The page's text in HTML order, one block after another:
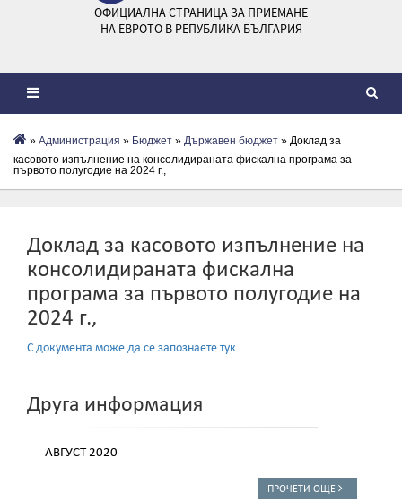
ОФИЦИАЛНА СТРАНИЦА ЗА ПРИЕМАНЕ
НА ЕВРОТО В РЕПУБЛИКА БЪЛГАРИЯ
» Администрация » Бюджет » Държавен бюджет » Доклад за
касовото изпълнение на консолидираната фискална програма за
първото полугодие на 2024 г.,
Доклад за касовото изпълнение на
консолидираната фискална
програма за първото полугодие на
2024 г.,
С документа може да се запознаете тук
Друга информация
АВГУСТ 2020
ПРОЧЕТИ ОЩЕ